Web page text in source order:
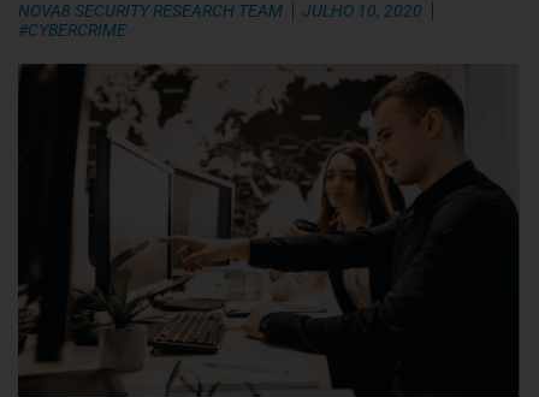
NOVA8 SECURITY RESEARCH TEAM
JULHO 10, 2020
#CYBERCRIME